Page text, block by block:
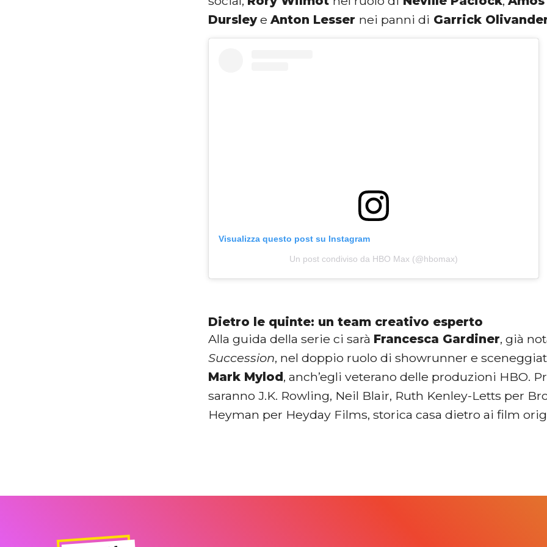
DursleyeAnton Lesser nei panni di Garrick
Visualizza questo post su Instagram
Un post condiviso da HBO Max (@hbomax)
Dietro le quinte: un team creativo esperto
Alla guida della serie ci sarà Francesca Gardiner, già
Succession, nel doppio ruolo di showrunner e
Mark Mylod , anch’egli veterano delle produzioni HBO.
saranno J.K. Rowling, Neil Blair, Ruth Kenley-Letts per
Heyman per Heyday Films, storica casa dietro ai film